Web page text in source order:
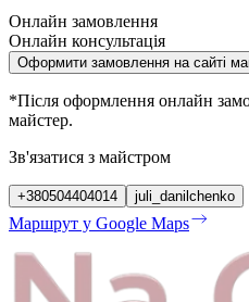
Онлайн замовлення
Онлайн консультація
Оформити замовлення на сайті
*Після оформлення онлайн
майстер.
Зв'язатися з майстром
+380504404014 juli_danilchenko
Маршрут у Google Maps